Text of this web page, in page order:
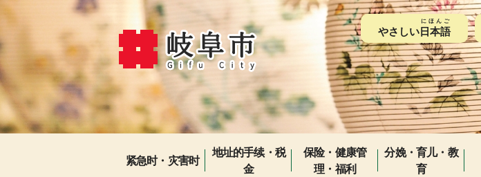
やさしい日本語
にほんご
紧急时・灾害时
地址的手续・税
金
保险・健康管
理・福利
分娩・育儿・教
育